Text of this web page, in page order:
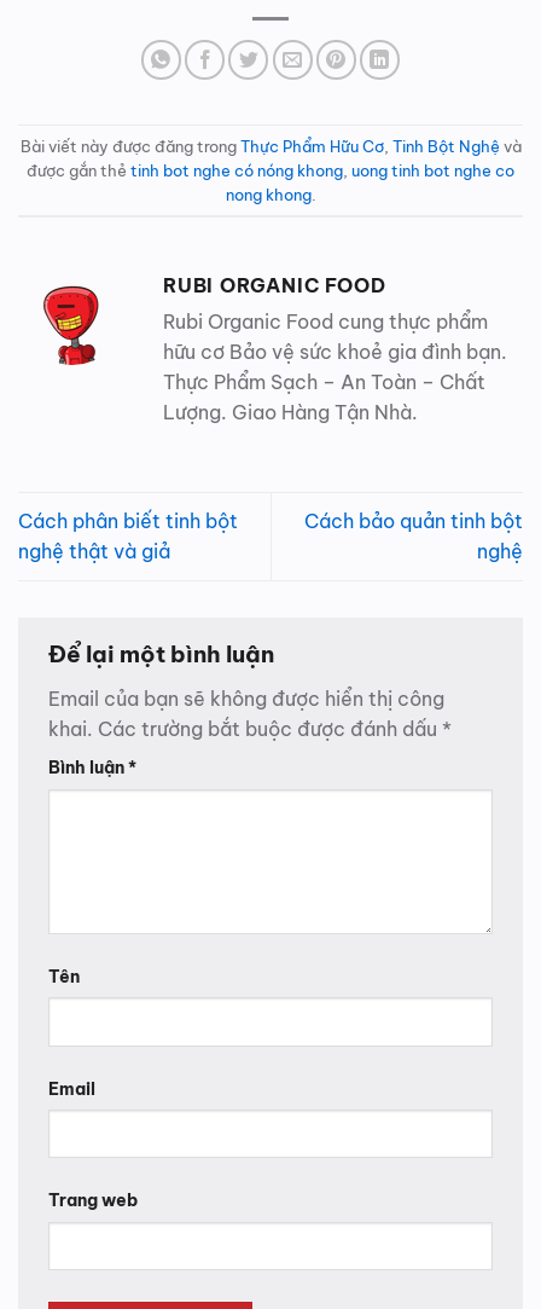
Bài viết này được đăng trongThực Phẩm Hữu Cơ, Tinh Bột Nghệ và
được gắn thẻ tinh bot nghe có nóng khong uong tinh bot nghe co
nong khong.
RUBI ORGANIC FOOD
Rubi Organic Food cung thực phẩm
hữu cơ Bảo vệ sức khoẻ gia đình bạn.
Thực Phẩm Sạch – An Toàn – Chất
Lượng. Giao Hàng Tận Nhà.
Cách phân biết tinh bột
nghệ thật và giả
Cách bảo quản tinh bột
nghệ
Để lại một bình luận
Email của bạn sẽ không được hiển thị công
khai. Các trường bắt buộc được đánh dấu *
Bình luận*
Tên
Email
Trang web